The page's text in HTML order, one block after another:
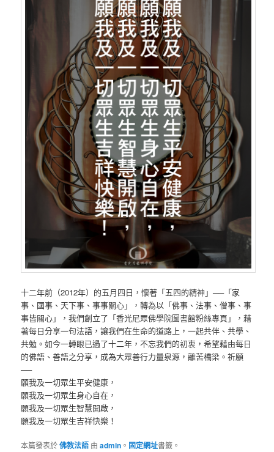
十二年前（2012年）的五月四日，懷著「五四的精神」──「家
事、國事、天下事、事事關心」，轉為以「佛事、法事、僧事、事
事皆關心」，我們創立了「香光尼眾佛學院圖書館粉絲專頁」，藉
著每日分享一句法語，讓我們在生命的道路上，一起共伴、共學、
共勉。如今一轉眼已過了十二年，不忘我們的初衷，希望藉由每日
的佛語、善語之分享，成為大眾善行力量泉源，離苦橋梁。祈願
──
願我及一切眾生平安健康，
願我及一切眾生身心自在，
願我及一切眾生智慧開啟，
願我及一切眾生吉祥快樂！
本篇發表於佛教法語 由admin 。 固定網址書籤。